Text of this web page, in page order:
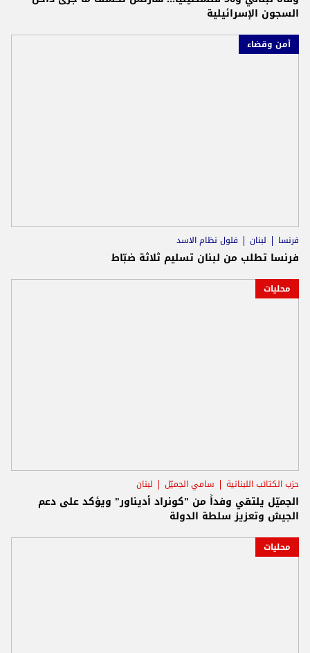
السجون الإسرائيلية
أمن وقضاء
فرنسا لبنان فلول نظام الاسد
فرنسا تطلب من لبنان تسليم ثلاثة ضبّاط
محليات
حزب الكتائب اللبنانية سامي الجميّل لبنان
الجميّل يلتقي وفداً من "كونراد أديناور" ويؤكد على دعم
الجيش وتعزيز سلطة الدولة
محليات